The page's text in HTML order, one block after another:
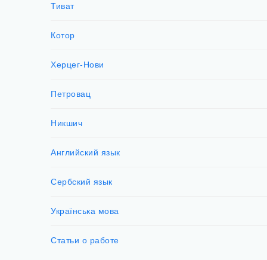
Тиват
Котор
Херцег-Нови
Петровац
Никшич
Английский язык
Сербский язык
Українська мова
Статьи о работе